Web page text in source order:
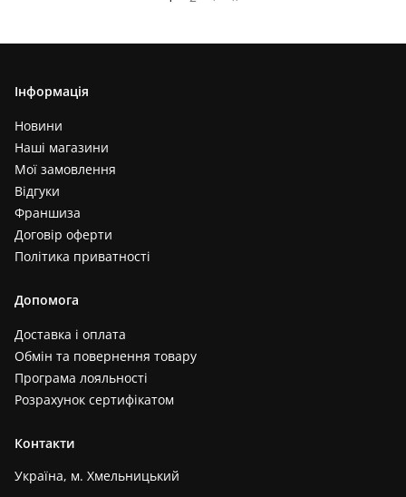
Інформація
Новини
Наші магазини
Мої замовлення
Відгуки
Франшиза
Договір оферти
Політика приватності
Допомога
Доставка і оплата
Обмін та повернення товару
Програма лояльності
Розрахунок сертифікатом
Контакти
Україна, м. Хмельницький